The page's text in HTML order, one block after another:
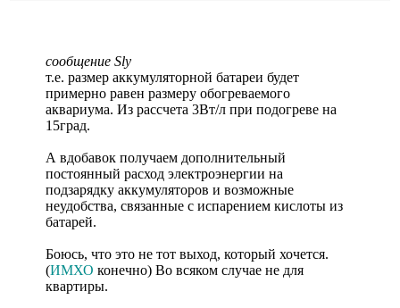
сообщение Sly
т.е. размер аккумуляторной батареи будет
примерно равен размеру обогреваемого
аквариума. Из рассчета 3Вт/л при подогреве на
15град.
А вдобавок получаем дополнительный
постоянный расход электроэнергии на
подзарядку аккумуляторов и возможные
неудобства, связанные с испарением кислоты из
батарей.
Боюсь, что это не тот выход, который хочется.
(ИМХО конечно) Во всяком случае не для
квартиры.